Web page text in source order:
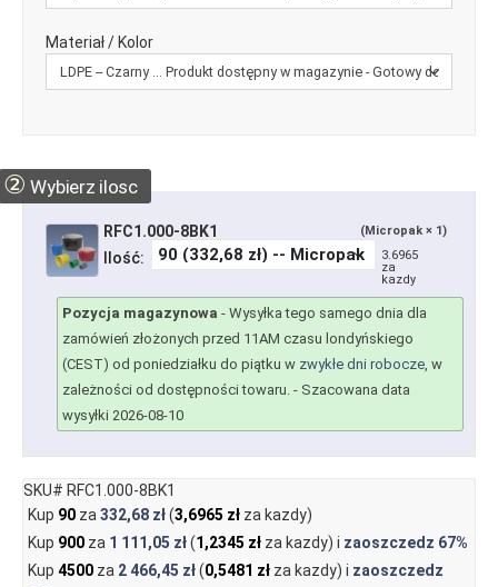
Materiał / Kolor
② Wybierz ilosc
RFC1.000-8BK1 (Micropak × 1)
Ilość:
3.6965
za
kazdy
Pozycja magazynowa - Wysyłka tego samego dnia dla
zamówień złożonych przed 11AM czasu londyńskiego
(CEST) od poniedziałku do piątku w zwykłe dni robocze, w
zależności od dostępności towaru. - Szacowana data
wysyłki 2026-08-10
SKU# RFC1.000-8BK1
Kup 90za 332,68 zł(3,6965 złza kazdy)
Kup 900za 1 111,05 zł(1,2345 złza kazdy) i zaoszczedz 67%
Kup 4500za 2 466,45 zł(0,5481 złza kazdy) i zaoszczedz